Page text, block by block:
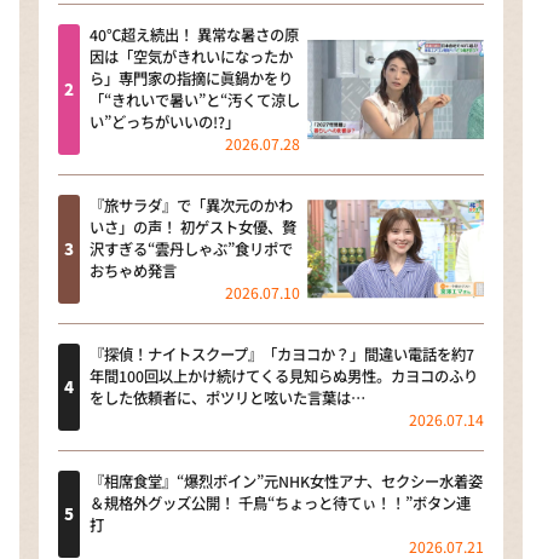
40℃超え続出！ 異常な暑さの原
因は「空気がきれいになったか
ら」専門家の指摘に眞鍋かをり
「“きれいで暑い”と“汚くて涼し
い”どっちがいいの!?」
2026.07.28
『旅サラダ』で「異次元のかわ
いさ」の声！ 初ゲスト女優、贅
沢すぎる“雲丹しゃぶ”食リポで
おちゃめ発言
2026.07.10
『探偵！ナイトスクープ』「カヨコか？」間違い電話を約7
年間100回以上かけ続けてくる見知らぬ男性。カヨコのふり
をした依頼者に、ポツリと呟いた言葉は…
2026.07.14
『相席食堂』“爆烈ボイン”元NHK女性アナ、セクシー水着姿
＆規格外グッズ公開！ 千鳥“ちょっと待てぃ！！”ボタン連
打
2026.07.21